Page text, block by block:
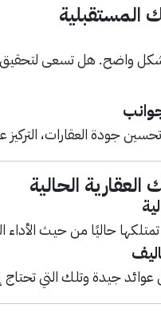
المستقبلية
واضح. هل تسعى لتحقيق
جودة العقارات،
الحالية
حاليًا من حيث الأداء
عوائد جيدة وتلك التي